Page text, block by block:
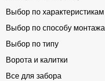
Выбор по характеристикам
Выбор по способу монтажа
Выбор по типу
Ворота и калитки
Все для забора